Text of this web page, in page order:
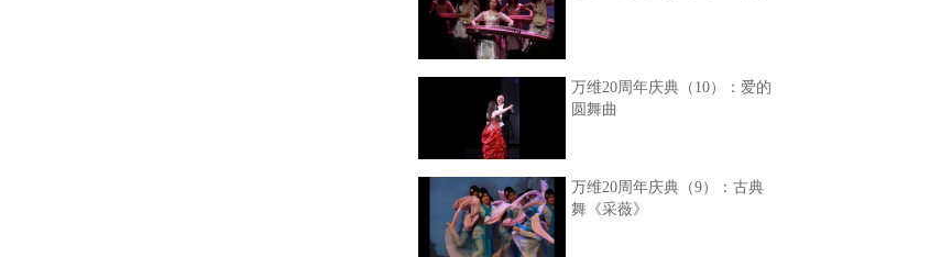
万维20周年庆典（10）：爱的
圆舞曲
万维20周年庆典（9）：古典
舞《采薇》